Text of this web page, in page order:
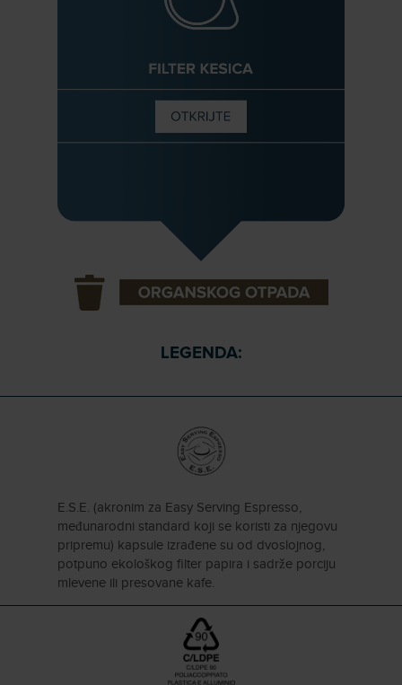
LEGENDA:
E.S.E. (akronim za Easy Serving Espresso,
međunarodni standard koji se koristi za njegovu
pripremu) kapsule izrađene su od dvoslojnog,
potpuno ekološkog filter papira i sadrže porciju
mlevene ili presovane kafe.